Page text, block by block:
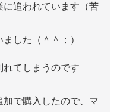
追われています（苦
した（＾＾；）
れてしまうのです
で購入したので、マ